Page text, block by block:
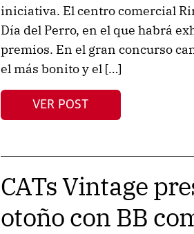
iniciativa. El centro comercial
Día del Perro, en el que habrá
premios. En el gran concurso
el más bonito y el […]
VER POST
CATs Vintage
otoño con BB